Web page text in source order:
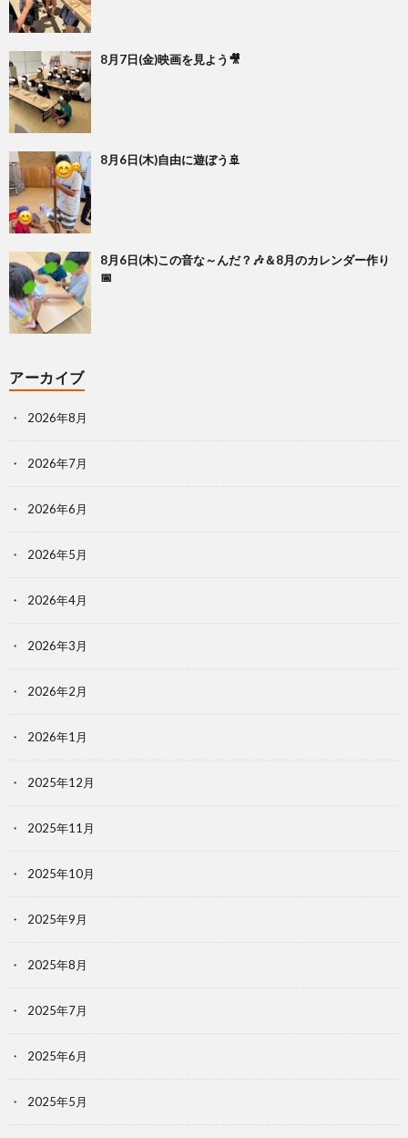
8月7日(金)映画を見よう🎥
8月6日(木)自由に遊ぼう🚢
8月6日(木)この音な～んだ？🎶＆8月のカレンダー作り
📅
アーカイブ
2026年8月
2026年7月
2026年6月
2026年5月
2026年4月
2026年3月
2026年2月
2026年1月
2025年12月
2025年11月
2025年10月
2025年9月
2025年8月
2025年7月
2025年6月
2025年5月